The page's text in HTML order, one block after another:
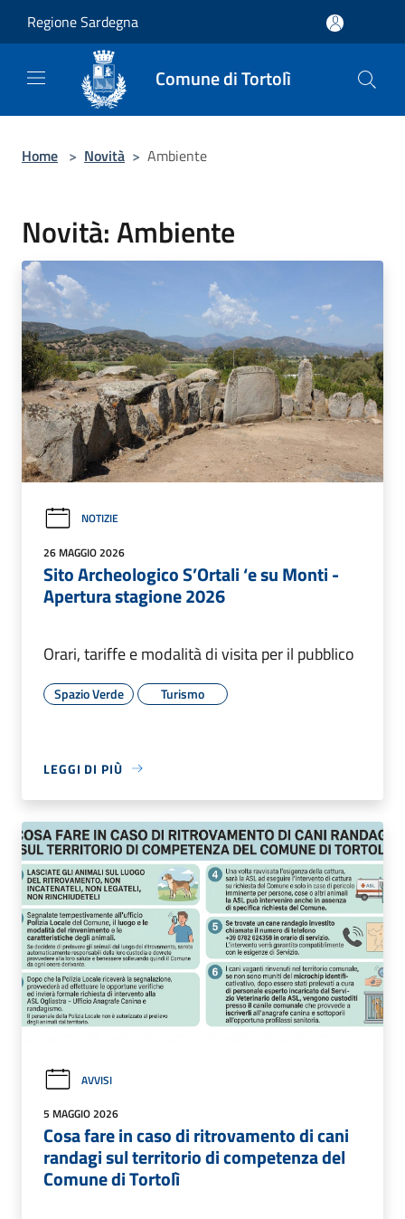
Regione Sardegna
Comune di Tortolì
Home > Novità > Ambiente
Novità: Ambiente
NOTIZIE
26 MAGGIO 2026
Sito Archeologico S’Ortali ‘e su Monti -
Apertura stagione 2026
Orari, tariffe e modalità di visita per il pubblico
Spazio Verde Turismo
LEGGI DI PIÙ
AVVISI
5 MAGGIO 2026
Cosa fare in caso di ritrovamento di cani
randagi sul territorio di competenza del
Comune di Tortolì